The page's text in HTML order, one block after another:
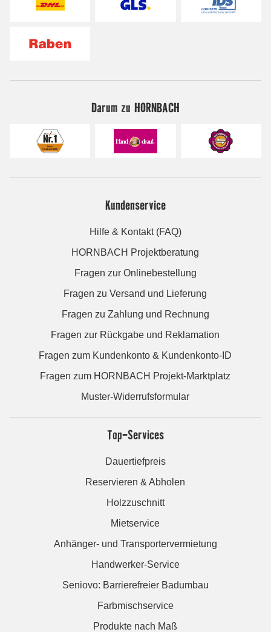
Darum zu HORNBACH
Kundenservice
Hilfe & Kontakt (FAQ)
HORNBACH Projektberatung
Fragen zur Onlinebestellung
Fragen zu Versand und Lieferung
Fragen zu Zahlung und Rechnung
Fragen zur Rückgabe und Reklamation
Fragen zum Kundenkonto & Kundenkonto-ID
Fragen zum HORNBACH Projekt-Marktplatz
Muster-Widerrufsformular
Top-Services
Dauertiefpreis
Reservieren & Abholen
Holzzuschnitt
Mietservice
Anhänger- und Transportervermietung
Handwerker-Service
Seniovo: Barrierefreier Badumbau
Farbmischservice
Produkte nach Maß